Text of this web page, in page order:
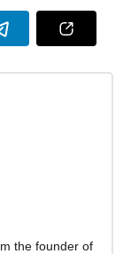
the founder of